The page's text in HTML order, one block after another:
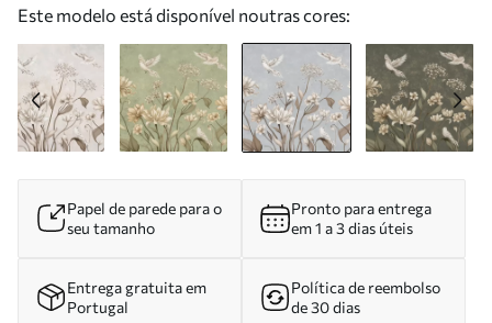
Este modelo está disponível noutras cores:
Papel de parede para o
seu tamanho
Pronto para entrega
em 1 a 3 dias úteis
Entrega gratuita em
Portugal
Política de reembolso
de 30 dias